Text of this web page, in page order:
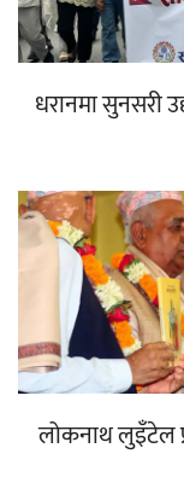
धरानमा सुनसरी
लोकनाथ लुइँटेल